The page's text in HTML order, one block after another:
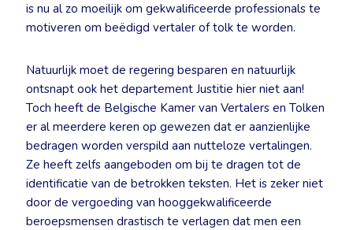
is nu al zo moeilijk om gekwalificeerde professionals te
motiveren om beëdigd vertaler of tolk te worden.
Natuurlijk moet de regering besparen en natuurlijk
ontsnapt ook het departement Justitie hier niet aan!
Toch heeft de Belgische Kamer van Vertalers en Tolken
er al meerdere keren op gewezen dat er aanzienlijke
bedragen worden verspild aan nutteloze vertalingen.
Ze heeft zelfs aangeboden om bij te dragen tot de
identificatie van de betrokken teksten. Het is zeker niet
door de vergoeding van hooggekwalificeerde
beroepsmensen drastisch te verlagen dat men een